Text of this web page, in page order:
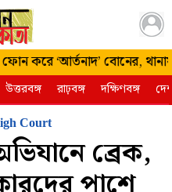
| ৬
‘আর্তনাদ’ বোনের, থানায়
উত্তরবঙ্গ রাঢ়বঙ্গ দক্ষিণবঙ্গ
Court
ব্রেক,